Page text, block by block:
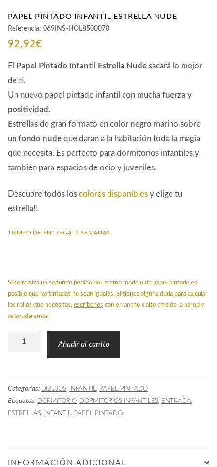
PAPEL PINTADO INFANTIL ESTRELLA NUDE
Referencia: 069INS-HOL8500070
92,92€
El Papel Pintado Infantil Estrella Nude sacará lo mejor
de ti.
Un nuevo papel pintado infantil con mucha fuerza y
positividad.
Estrellas de gran formato en color negro marino sobre
un fondo nude que darán a la habitación toda la magia
que necesita. Es perfecto para dormitorios infantiles y
también para espacios de ocio y juveniles.
Descubre todos los colores disponibles y elige tu
estrella!!
TIEMPO DE ENTREGA: 2 SEMANAS
Si se realiza un segundo pedido del mismo modelo de papel pintado es
posible que las tintadas no sean iguales. Si tienes alguna duda para calcular
los rollos que necesitas, escríbenos con en ancho x alto cms de la pared y
te ayudaremos.
Papel
Nude
cantidad
Añadir al carrito
Categorías: DIBUJOS, INFANTIL , PAPEL PINTADO
Etiquetas: DORMITORIO, DORMITORIOS INFANTILES, ENTRADA,
ESTRELLAS, INFANTIL , PAPEL PINTADO
INFORMACIÓN ADICIONAL